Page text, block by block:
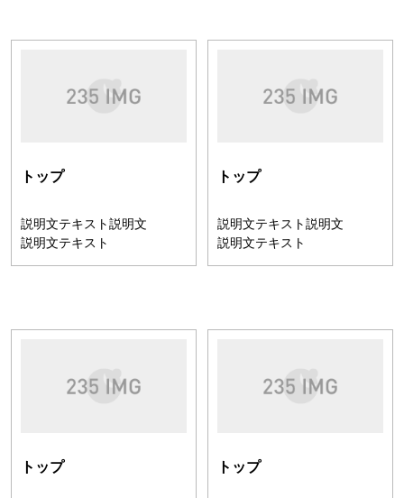
トップ
説明文テキスト説明文
説明文テキスト
トップ
説明文テキスト説明文
説明文テキスト
トップ トップ